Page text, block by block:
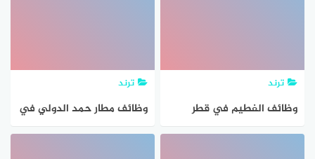
ترند
وظائف الفطيم في قطر
للمواطنين والاجانب 2021
ترند
وظائف مطار حمد الدولي في
قطر للمواطنين والاجانب